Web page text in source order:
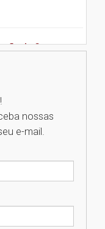
do Centro
da Feira
em
nossas
e-mail.